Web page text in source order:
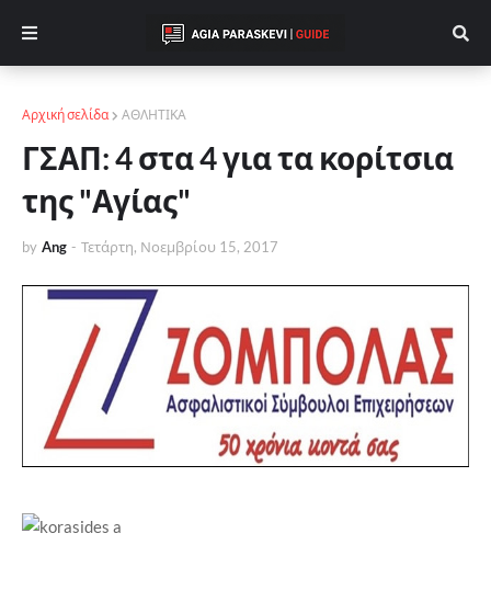
Αρχική σελίδα ΑΘΛΗΤΙΚΑ
ΓΣΑΠ: 4 στα 4 για τα κορίτσια
της "Αγίας"
by Ang - Τετάρτη, Νοεμβρίου 15, 2017